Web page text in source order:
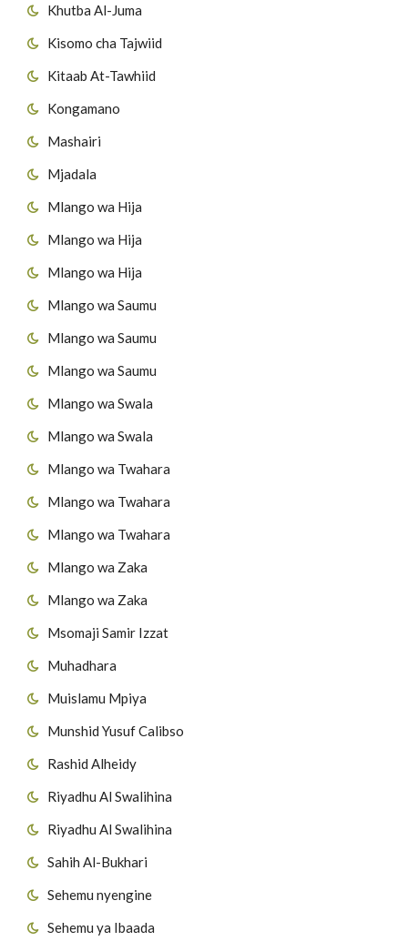
Khutba Al-Juma
Kisomo cha Tajwiid
Kitaab At-Tawhiid
Kongamano
Mashairi
Mjadala
Mlango wa Hija
Mlango wa Hija
Mlango wa Hija
Mlango wa Saumu
Mlango wa Saumu
Mlango wa Saumu
Mlango wa Swala
Mlango wa Swala
Mlango wa Twahara
Mlango wa Twahara
Mlango wa Twahara
Mlango wa Zaka
Mlango wa Zaka
Msomaji Samir Izzat
Muhadhara
Muislamu Mpiya
Munshid Yusuf Calibso
Rashid Alheidy
Riyadhu Al Swalihina
Riyadhu Al Swalihina
Sahih Al-Bukhari
Sehemu nyengine
Sehemu ya Ibaada